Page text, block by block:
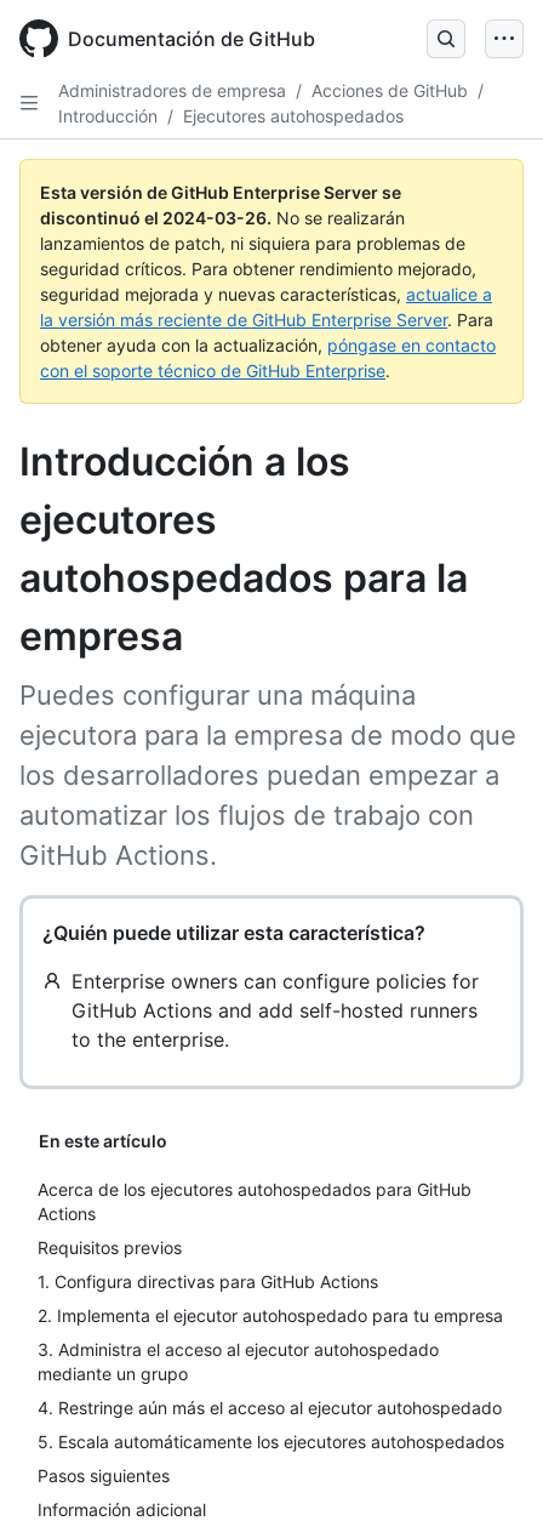
main
Documentación de GitHub
Administradores de empresa / Acciones de GitHub /
Introducción / Ejecutores autohospedados
Esta versión de GitHub Enterprise Server se
discontinuó el 2024-03-26. No se realizarán
lanzamientos de patch, ni siquiera para problemas de
seguridad críticos. Para obtener rendimiento mejorado,
seguridad mejorada y nuevas características, actualice a
la versión más reciente de GitHub Enterprise Server. Para
obtener ayuda con la actualización, póngase en contacto
con el soporte técnico de GitHub Enterprise.
Introducción a los
ejecutores
autohospedados para la
empresa
Puedes configurar una máquina
ejecutora para la empresa de modo que
los desarrolladores puedan empezar a
automatizar los flujos de trabajo con
GitHub Actions.
¿Quién puede utilizar esta característica?
Enterprise owners can configure policies for
GitHub Actions and add self-hosted runners
to the enterprise.
En este artículo
Acerca de los ejecutores autohospedados para GitHub
Actions
Requisitos previos
1. Configura directivas para GitHub Actions
2. Implementa el ejecutor autohospedado para tu empresa
3. Administra el acceso al ejecutor autohospedado
mediante un grupo
4. Restringe aún más el acceso al ejecutor autohospedado
5. Escala automáticamente los ejecutores autohospedados
Pasos siguientes
Información adicional